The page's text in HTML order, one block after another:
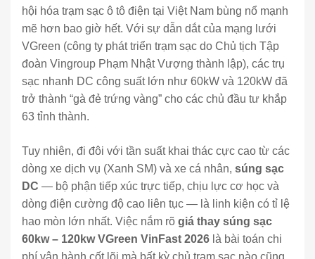
hội hóa trạm sạc ô tô điện tại Việt Nam bùng nổ mạnh
mẽ hơn bao giờ hết. Với sự dẫn dắt của mạng lưới
VGreen (công ty phát triển trạm sạc do Chủ tịch Tập
đoàn Vingroup Phạm Nhật Vượng thành lập), các trụ
sạc nhanh DC công suất lớn như 60kW và 120kW đã
trở thành “gà đẻ trứng vàng” cho các chủ đầu tư khắp
63 tỉnh thành.
Tuy nhiên, đi đôi với tần suất khai thác cực cao từ các
dòng xe dịch vụ (Xanh SM) và xe cá nhân, súng sạc
DC — bộ phận tiếp xúc trực tiếp, chịu lực cơ học và
dòng điện cường độ cao liên tục — là linh kiện có tỉ lệ
hao mòn lớn nhất. Việc nắm rõ giá thay súng sạc
60kw – 120kw VGreen VinFast 2026 là bài toán chi
phí vận hành cốt lõi mà bất kỳ chủ trạm sạc nào cũng